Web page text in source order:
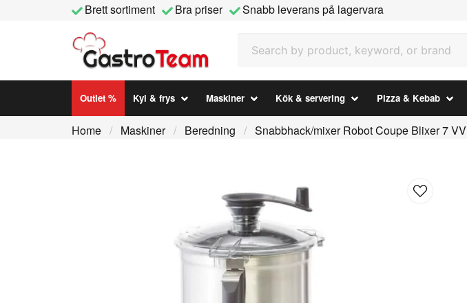
Brett sortiment Bra priser
Snabb leverans på lagervara
Outlet % Kyl & frys Maskiner Kök & servering Pizza & Kebab
Home Maskiner Beredning Snabbhack/mixer Robot Coupe Blixer 7 VV